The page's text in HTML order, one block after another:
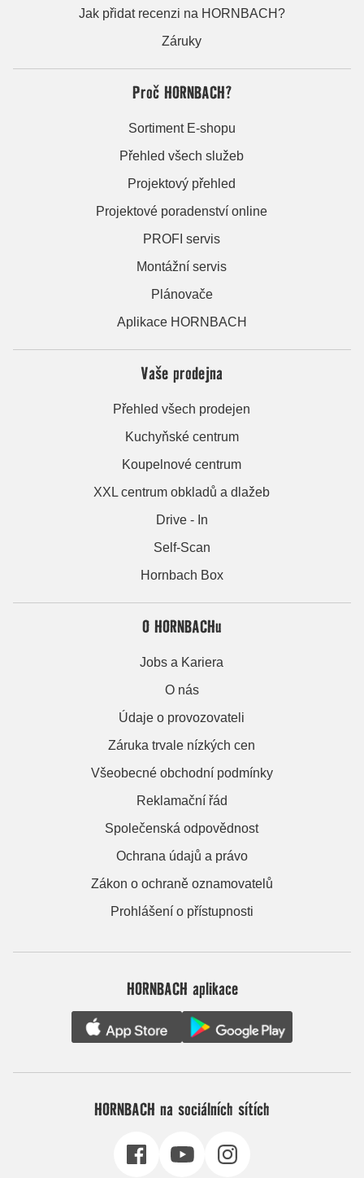
Jak přidat recenzi na HORNBACH?
Záruky
Proč HORNBACH?
Sortiment E-shopu
Přehled všech služeb
Projektový přehled
Projektové poradenství online
PROFI servis
Montážní servis
Plánovače
Aplikace HORNBACH
Vaše prodejna
Přehled všech prodejen
Kuchyňské centrum
Koupelnové centrum
XXL centrum obkladů a dlažeb
Drive - In
Self-Scan
Hornbach Box
O HORNBACHu
Jobs a Kariera
O nás
Údaje o provozovateli
Záruka trvale nízkých cen
Všeobecné obchodní podmínky
Reklamační řád
Společenská odpovědnost
Ochrana údajů a právo
Zákon o ochraně oznamovatelů
Prohlášení o přístupnosti
HORNBACH aplikace
HORNBACH na sociálních sítích